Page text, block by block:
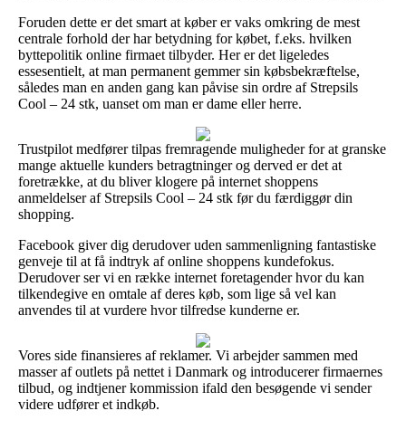
Foruden dette er det smart at køber er vaks omkring de mest
centrale forhold der har betydning for købet, f.eks. hvilken
byttepolitik online firmaet tilbyder. Her er det ligeledes
essesentielt, at man permanent gemmer sin købsbekræftelse,
således man en anden gang kan påvise sin ordre af Strepsils
Cool – 24 stk, uanset om man er dame eller herre.
Trustpilot medfører tilpas fremragende muligheder for at granske
mange aktuelle kunders betragtninger og derved er det at
foretrække, at du bliver klogere på internet shoppens
anmeldelser af Strepsils Cool – 24 stk før du færdiggør din
shopping.
Facebook giver dig derudover uden sammenligning fantastiske
genveje til at få indtryk af online shoppens kundefokus.
Derudover ser vi en række internet foretagender hvor du kan
tilkendegive en omtale af deres køb, som lige så vel kan
anvendes til at vurdere hvor tilfredse kunderne er.
Vores side finansieres af reklamer. Vi arbejder sammen med
masser af outlets på nettet i Danmark og introducerer firmaernes
tilbud, og indtjener kommission ifald den besøgende vi sender
videre udfører et indkøb.